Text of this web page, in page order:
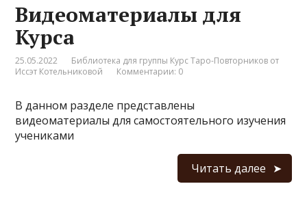
Видеоматериалы для
Курса
25.05.2022
Библиотека для группы Курс Таро-Повторников от
Иссэт Котельниковой
Комментарии: 0
В данном разделе представлены
видеоматериалы для самостоятельного изучения
учениками
Читать далее